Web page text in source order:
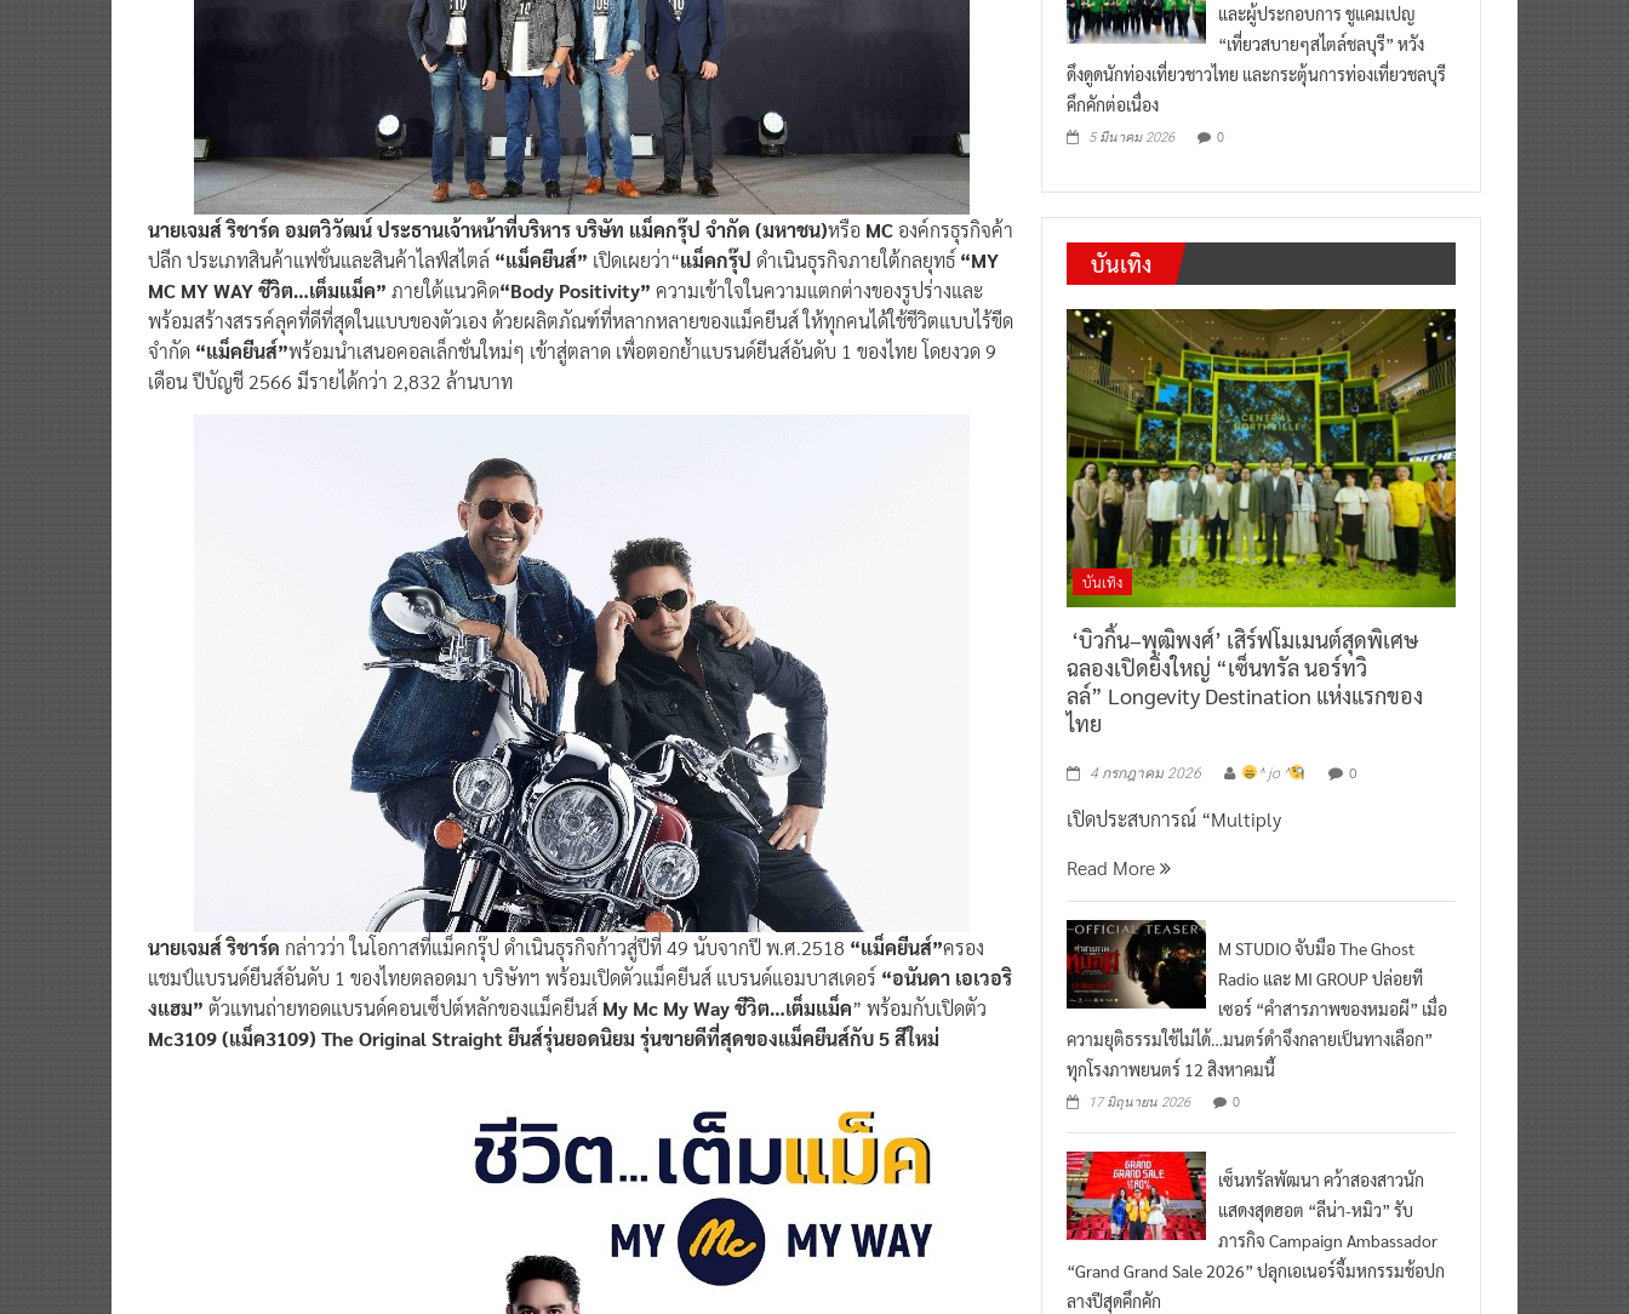
นายเจมส์ ริชาร์ด อมตวิวัฒน์ ประธานเจ้าหน้าที่บริหาร บริษัท แม็คกรุ๊ป จำกัด (มหาชน)หรือ MC องค์กรธุรกิจค้า
ปลีก ประเภทสินค้าแฟชั่นและสินค้าไลฟ์สไตล์ “แม็คยีนส์” เปิดเผยว่า“แม็คกรุ๊ป ดำเนินธุรกิจภายใต้กลยุทธ์ “MY
MC MY WAY ชีวิต…เต็มแม็ค” ภายใต้แนวคิด“Body Positivity” ความเข้าใจในความแตกต่างของรูปร่างและ
พร้อมสร้างสรรค์ลุคที่ดีที่สุดในแบบของตัวเอง ด้วยผลิตภัณฑ์ที่หลากหลายของแม็คยีนส์ ให้ทุกคนได้ใช้ชีวิตแบบไร้ขีด
จำกัด “แม็คยีนส์”พร้อมนำเสนอคอลเล็กชั่นใหม่ๆ เข้าสู่ตลาด เพื่อตอกย้ำแบรนด์ยีนส์อันดับ 1 ของไทย โดยงวด 9
เดือน ปีบัญชี 2566 มีรายได้กว่า 2,832 ล้านบาท
นายเจมส์ ริชาร์ด กล่าวว่า ในโอกาสที่แม็คกรุ๊ป ดำเนินธุรกิจก้าวสู่ปีที่ 49 นับจากปี พ.ศ.2518 “แม็คยีนส์”ครอง
แชมป์แบรนด์ยีนส์อันดับ 1 ของไทยตลอดมา บริษัทฯ พร้อมเปิดตัวแม็คยีนส์ แบรนด์แอมบาสเดอร์ “อนันดา เอเวอริ
งแฮม” ตัวแทนถ่ายทอดแบรนด์คอนเซ็ปต์หลักของแม็คยีนส์ My Mc My Way ชีวิต…เต็มแม็ค” พร้อมกับเปิดตัว
Mc3109 (แม็ค3109) The Original Straight ยีนส์รุ่นยอดนิยม รุ่นขายดีที่สุดของแม็คยีนส์กับ 5 สีใหม่
และผู้ประกอบการ ชูแคมเปญ
“เที่ยวสบายๆสไตล์ชลบุรี” หวัง
ดึงดูดนักท่องเที่ยวชาวไทย และกระตุ้นการท่องเที่ยวชลบุรี
คึกคักต่อเนื่อง
5 มีนาคม 2026 0
บันเทิง
บันเทิง
‘บิวกิ้น–พุฒิพงศ์’ เสิร์ฟโมเมนต์สุดพิเศษ
ฉลองเปิดยิ่งใหญ่ “เซ็นทรัล นอร์ทวิ
ลล์” Longevity Destination แห่งแรกของ
ไทย
4 กรกฎาคม 2026 ^ jo ^ 0
เปิดประสบการณ์ “Multiply
Read More
M STUDIO จับมือ The Ghost
Radio และ MI GROUP ปล่อยที
เซอร์ “คำสารภาพของหมอผี” เมื่อ
ความยุติธรรมใช้ไม่ได้…มนตร์ดำจึงกลายเป็นทางเลือก”
ทุกโรงภาพยนตร์ 12 สิงหาคมนี้
17 มิถุนายน 2026 0
เซ็นทรัลพัฒนา คว้าสองสาวนัก
แสดงสุดฮอต “ลีน่า-หมิว” รับ
ภารกิจ Campaign Ambassador
“Grand Grand Sale 2026” ปลุกเอเนอร์จี้มหกรรมช้อปก
ลางปีสุดคึกคัก